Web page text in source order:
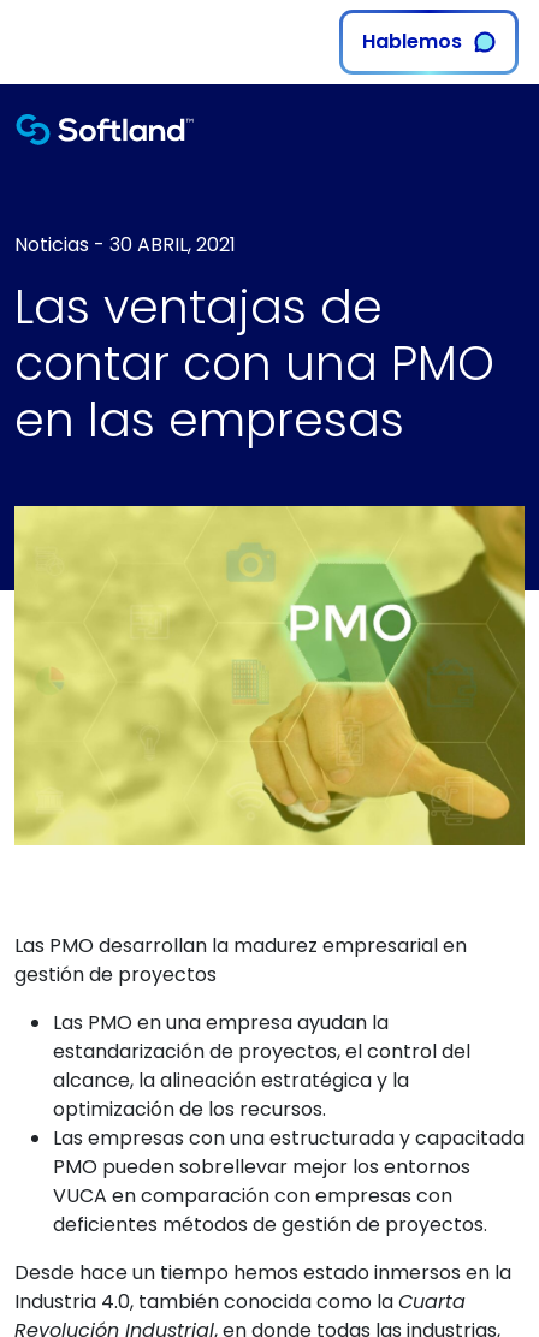
Hablemos
Noticias - 30 ABRIL, 2021
Las ventajas de
contar con una PMO
en las empresas
Las PMO desarrollan la madurez empresarial en
gestión de proyectos
Las PMO en una empresa ayudan la
estandarización de proyectos, el control del
alcance, la alineación estratégica y la
optimización de los recursos.
Las empresas con una estructurada y capacitada
PMO pueden sobrellevar mejor los entornos
VUCA en comparación con empresas con
deficientes métodos de gestión de proyectos.
Desde hace un tiempo hemos estado inmersos en la
Industria 4.0, también conocida como laCuarta
Revolución Industrial, en donde todas las industrias,